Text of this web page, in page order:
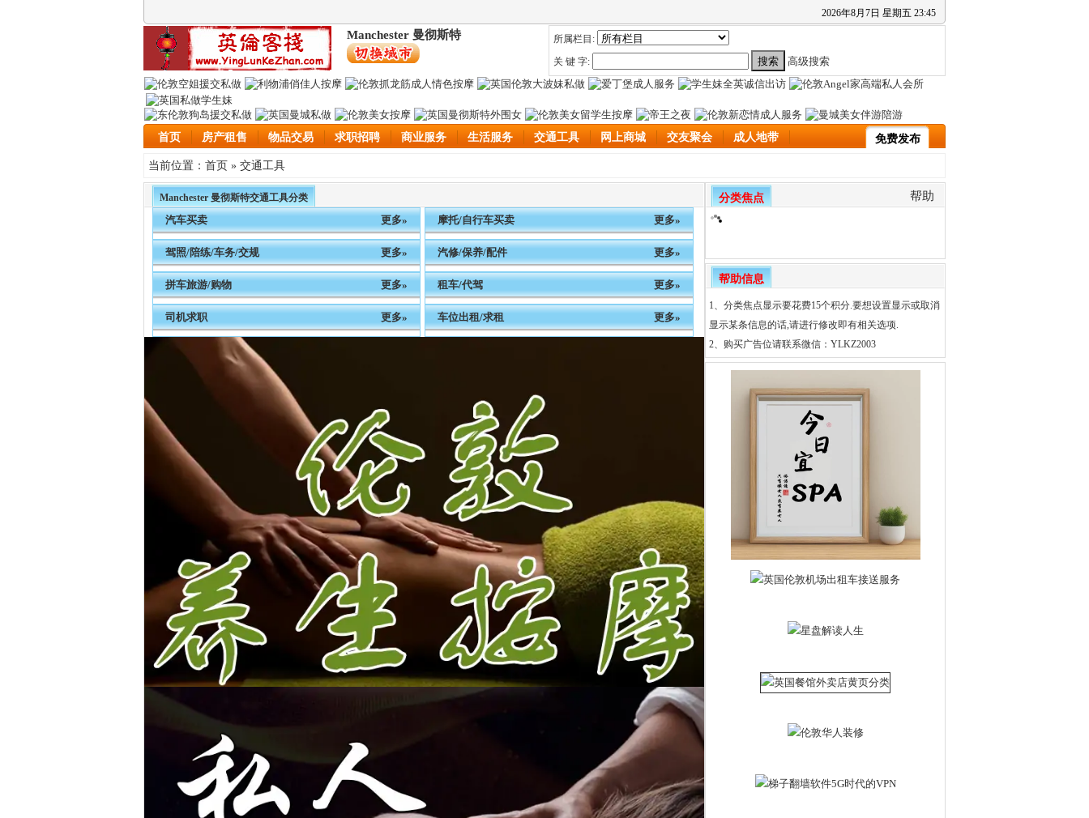
2026年8月 7日 星期五 23:45
Manchester 曼彻斯特
所属栏目:
关 键 字:
高级搜索
首页 房产租售 物品交易 求职招聘 商业服务 生活服务 交通工具 网上商城 交友聚会 成人地带 免费发布
当前位置： 首页 » 交通工具
Manchester 曼彻斯特交通工具分类
汽车买卖 更多» 摩托/自行车买卖 更多»
驾照/陪练/车务/交规 更多» 汽修/保养/配件 更多»
拼车旅游/购物 更多» 租车/代驾 更多»
司机求职 更多» 车位出租/求租 更多»
分类焦点 帮助
帮助信息
1、分类焦点显示要花费15个积分.要想设置显示或取消
显示某条信息的话,请进行修改即有相关选项.
2、 购买广告位请联系微信：YLKZ2003